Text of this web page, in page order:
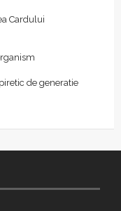
Cardului
de generatie